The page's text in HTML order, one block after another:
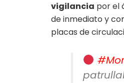
vigilancia por el
de inmediato y
placas de